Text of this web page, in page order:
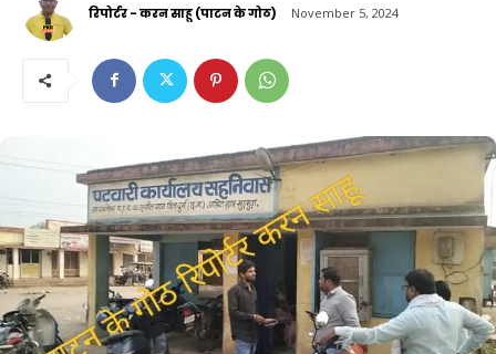
रिपोर्टर - करन साहू (पाटन के गोठ) November 5, 2024